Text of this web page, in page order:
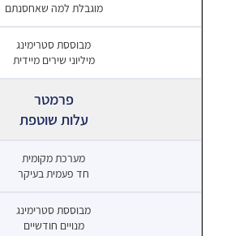
מוגבלת למה שאחסנתם
מיליוני שירים מיידית
עלות שוטפת
חד פעמית בעיקר
מנויים חודשיים